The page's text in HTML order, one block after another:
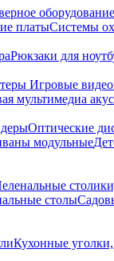
оборудование
платыСистемы
Рюкзаки для
Игровые
мультимедиа
Оптические
модульные
столы
Кухонные